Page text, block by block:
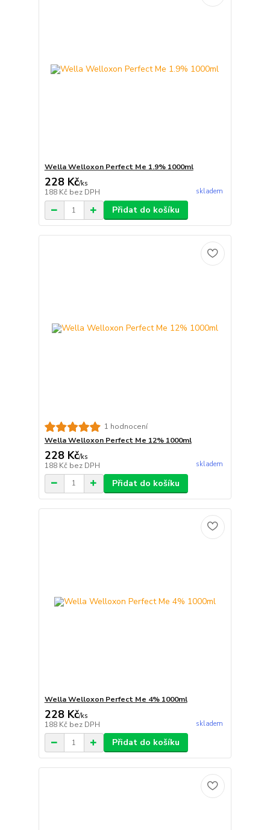
Wella Welloxon Perfect Me 1.9% 1000ml
228 Kč/ks
188 Kč bez DPH skladem
Přidat do košíku
1 hodnocení
Wella Welloxon Perfect Me 12% 1000ml
228 Kč/ks
188 Kč bez DPH skladem
Přidat do košíku
Wella Welloxon Perfect Me 4% 1000ml
228 Kč/ks
188 Kč bez DPH skladem
Přidat do košíku